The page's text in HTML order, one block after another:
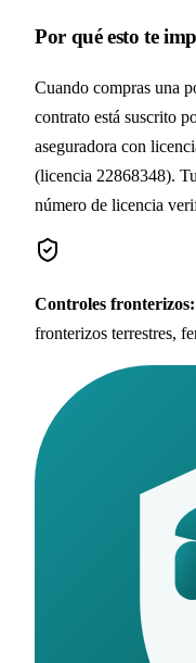
Por qué esto te
Cuando compras una
contrato está suscrito
aseguradora con
(licencia 22868348).
número de licencia
Controles fronterizos:
fronterizos terrestres,